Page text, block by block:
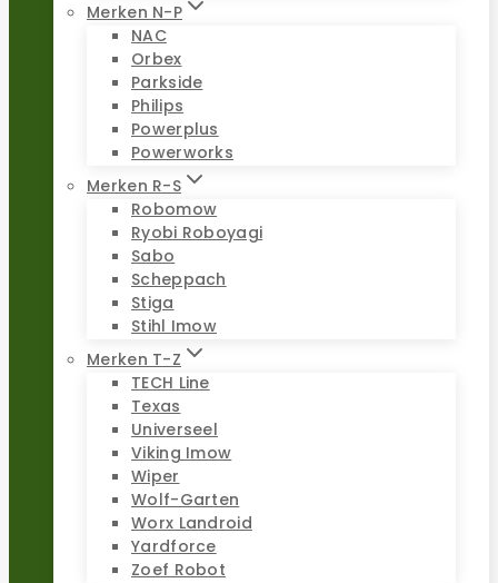
Merken N-P
NAC
Orbex
Parkside
Philips
Powerplus
Powerworks
Merken R-S
Robomow
Ryobi Roboyagi
Sabo
Scheppach
Stiga
Stihl Imow
Merken T-Z
TECH Line
Texas
Universeel
Viking Imow
Wiper
Wolf-Garten
Worx Landroid
Yardforce
Zoef Robot